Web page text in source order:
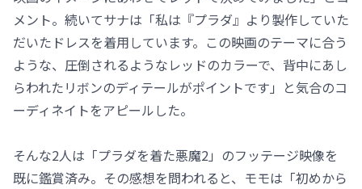
メント。続いてサナは「私は『プラダ』より製作していた
だいたドレスを着用しています。この映画のテーマに合う
ような、圧倒されるようなレッドのカラーで、背中にあし
らわれたリボンのディテールがポイントです」と気合のコ
ーディネイトをアピールした。
そんな2人は「プラダを着た悪魔2」のフッテージ映像を
既に鑑賞済み。その感想を問われると、モモは「初めから